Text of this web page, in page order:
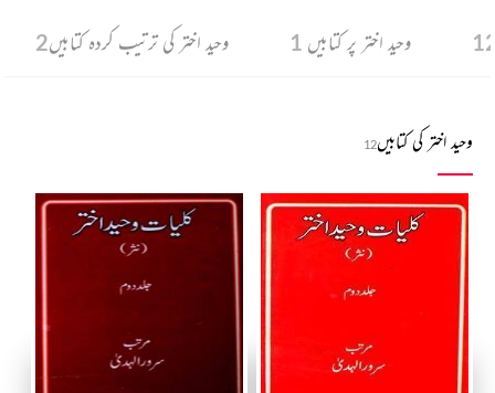
وحید اختر پر کتابیں 1 وحید اختر کی ترتیب کردہ کتابیں2
وحید اختر کی کتابیں12